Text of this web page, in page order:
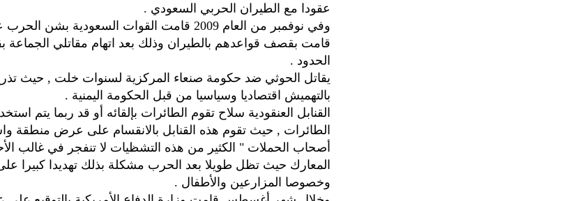
عقودا مع الطيران الحربي السعودي .
وفي نوفمبر من العام 2009 قامت القوات السعودية
قامت بقصف قواعدهم بالطيران وذلك بعد اتهام مقاتلي
الحدود .
يقاتل الحوثي ضد حكومة صنعاء المركزية لسنوات خلت , حيث
بالتهميش اقتصاديا وسياسيا من قبل الحكومة اليمنية .
القنابل العنقودية سلاح تقوم الطائرات بإلقائه أو قد ربما يتم
الطائرات , حيث تقوم هذه القنابل بالانقسام على عرض منطقة
أصحاب الحملات " الكثير من هذه التشظيات لا تنفجر في غالب
المعارك حيث تظل طويلا بعد الحرب مشكلة بذلك تهديدا كبيرا على
وخصوصا المزارعين والأطفال .